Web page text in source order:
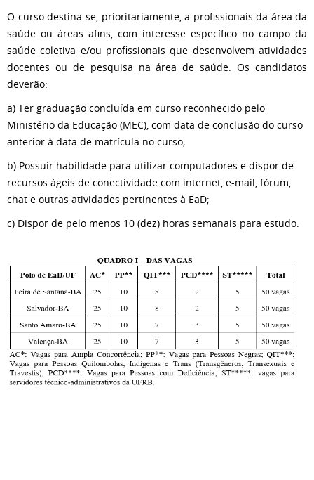
O curso destina-se, prioritariamente, a profissionais da área da
saúde ou áreas afins, com interesse específico no campo da
saúde coletiva e/ou profissionais que desenvolvem atividades
docentes ou de pesquisa na área de saúde. Os candidatos
deverão:
a) Ter graduação concluída em curso reconhecido pelo
Ministério da Educação (MEC), com data de conclusão do curso
anterior à data de matrícula no curso;
b) Possuir habilidade para utilizar computadores e dispor de
recursos ágeis de conectividade com internet, e-mail, fórum,
chat e outras atividades pertinentes à EaD;
c) Dispor de pelo menos 10 (dez) horas semanais para estudo.